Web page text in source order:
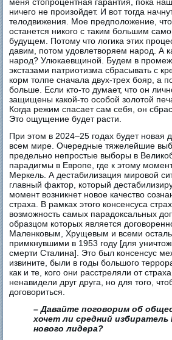
меня стопроцентная гарантия, пока
ничего не произойдет. И вот тогда
телодвижения. Мое предположение,
останется никого с таким большим
будущем. Потому что логика этих
давим, потом удовлетворяем народ. А
народ? Улюкаевщиной. Будем в
экстазами патриотизма сбрасывать с
корм толпе сначала двух-трех бояр, а
больше. Если кто-то думает, что он
защищены какой-то особой золотой
Когда режим спасает сам себя, он
Это ощущение будет расти.
При этом в 2024–25 годах будет новая
всем мире. Очередные тяжелейшие
предельно непростые выборы в
парадигмы в Европе, где к этому
Меркель. А дестабилизация мировой
главный фактор, который
момент возникнет новое качество
страха. В рамках этого консенсуса
возможность самых парадоксальных
образцом которых является
Маленковым, Хрущевым и всеми
примкнувшими в 1953 году [для
смерти Сталина]. Это был консенсус
извините, были в годы большого
как и те, кого они расстреляли от
ненавидели друг друга, но для того,
договориться.
– Давайте поговорим об
хочет ли средний
нового лидера?